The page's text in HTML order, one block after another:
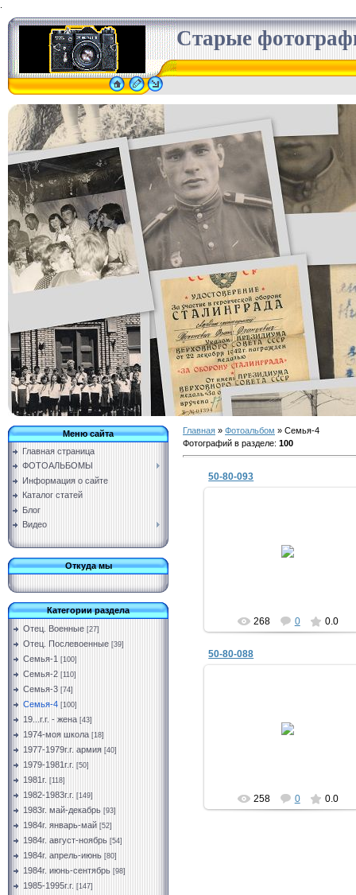
Старые
Меню сайта
Главная страница
ФОТОАЛЬБОМЫ
Информация о сайте
Каталог статей
Блог
Видео
Откуда мы
Категории раздела
Отец. Военные [27]
Отец. Послевоенные [39]
Семья-1 [100]
Семья-2 [110]
Семья-3 [74]
Семья-4 [100]
19...г.г. - жена [43]
1974-моя школа [18]
1977-1979г.г. армия [40]
1979-1981г.г. [50]
1981г. [118]
1982-1983г.г. [149]
1983г. май-декабрь [93]
1984г. январь-май [52]
1984г. август-ноябрь [54]
1984г. апрель-июнь [80]
1984г. июнь-сентябрь [98]
1985-1995г.г. [147]
Главная » Фотоальбом » Семья-4
Фотографий в разделе: 100
50-80-093
268 0 0.0
50-80-088
258 0 0.0